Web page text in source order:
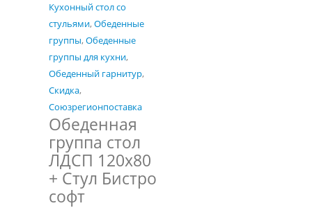
Кухонный стол со
стульями,Обеденные
группы,Обеденные
группы для кухни,
Обеденный гарнитур,
Скидка,
Союзрегионпоставка
Обеденная
группа стол
ЛДСП 120х80
+ Стул Бистро
софт